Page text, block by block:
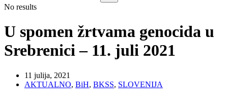
No results
U spomen žrtvama genocida u
Srebrenici – 11. juli 2021
11 julija, 2021
AKTUALNO, BiH, BKSS, SLOVENIJA